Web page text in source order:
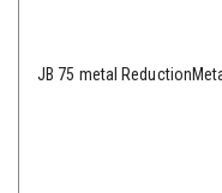
JB 75 metal